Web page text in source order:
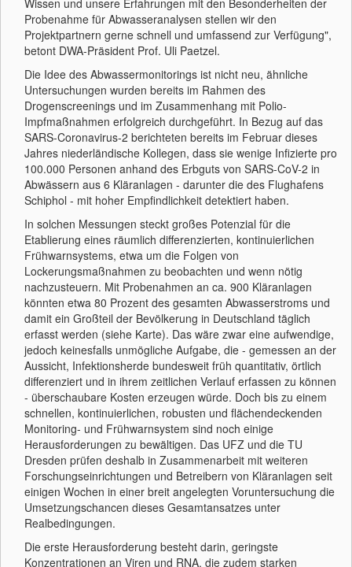
Wissen und unsere Erfahrungen mit den Besonderheiten der
Probenahme für Abwasseranalysen stellen wir den
Projektpartnern gerne schnell und umfassend zur Verfügung",
betont DWA-Präsident Prof. Uli Paetzel.
Die Idee des Abwassermonitorings ist nicht neu, ähnliche
Untersuchungen wurden bereits im Rahmen des
Drogenscreenings und im Zusammenhang mit Polio-
Impfmaßnahmen erfolgreich durchgeführt. In Bezug auf das
SARS-Coronavirus-2 berichteten bereits im Februar dieses
Jahres niederländische Kollegen, dass sie wenige Infizierte pro
100.000 Personen anhand des Erbguts von SARS-CoV-2 in
Abwässern aus 6 Kläranlagen - darunter die des Flughafens
Schiphol - mit hoher Empfindlichkeit detektiert haben.
In solchen Messungen steckt großes Potenzial für die
Etablierung eines räumlich differenzierten, kontinuierlichen
Frühwarnsystems, etwa um die Folgen von
Lockerungsmaßnahmen zu beobachten und wenn nötig
nachzusteuern. Mit Probenahmen an ca. 900 Kläranlagen
könnten etwa 80 Prozent des gesamten Abwasserstroms und
damit ein Großteil der Bevölkerung in Deutschland täglich
erfasst werden (siehe Karte). Das wäre zwar eine aufwendige,
jedoch keinesfalls unmögliche Aufgabe, die - gemessen an der
Aussicht, Infektionsherde bundesweit früh quantitativ, örtlich
differenziert und in ihrem zeitlichen Verlauf erfassen zu können
- überschaubare Kosten erzeugen würde. Doch bis zu einem
schnellen, kontinuierlichen, robusten und flächendeckenden
Monitoring- und Frühwarnsystem sind noch einige
Herausforderungen zu bewältigen. Das UFZ und die TU
Dresden prüfen deshalb in Zusammenarbeit mit weiteren
Forschungseinrichtungen und Betreibern von Kläranlagen seit
einigen Wochen in einer breit angelegten Voruntersuchung die
Umsetzungschancen dieses Gesamtansatzes unter
Realbedingungen.
Die erste Herausforderung besteht darin, geringste
Konzentrationen an Viren und RNA, die zudem starken